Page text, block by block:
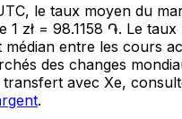
le taux moyen du
1 zł = 98.1158 ֏. Le
médian entre les cours
des changes
avec Xe,
.